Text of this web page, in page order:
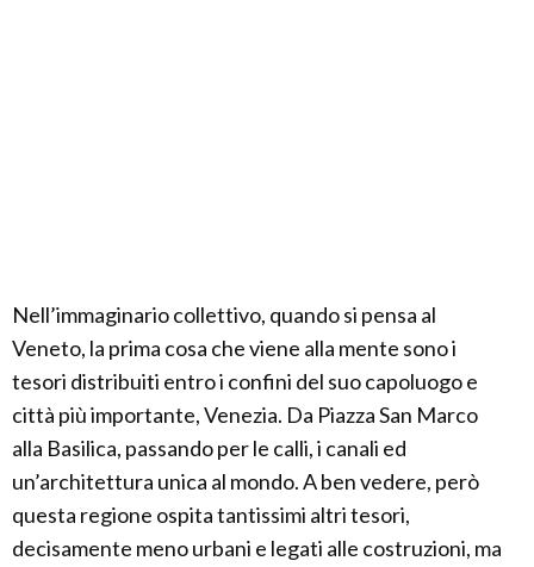
Nell’immaginario collettivo, quando si pensa al
Veneto, la prima cosa che viene alla mente sono i
tesori distribuiti entro i confini del suo capoluogo e
città più importante, Venezia. Da Piazza San Marco
alla Basilica, passando per le calli, i canali ed
un’architettura unica al mondo. A ben vedere, però
questa regione ospita tantissimi altri tesori,
decisamente meno urbani e legati alle costruzioni, ma